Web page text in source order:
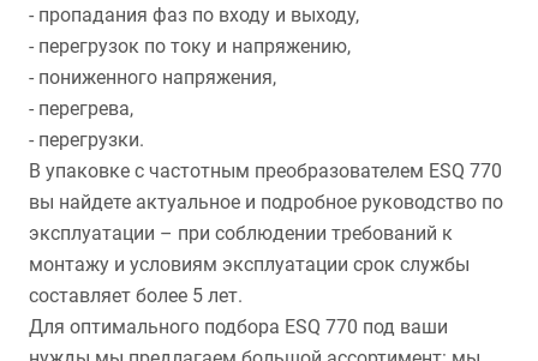
- пропадания фаз по входу и выходу,
- перегрузок по току и напряжению,
- пониженного напряжения,
- перегрева,
- перегрузки.
В упаковке с частотным преобразователем ESQ 770
вы найдете актуальное и подробное руководство по
эксплуатации – при соблюдении требований к
монтажу и условиям эксплуатации срок службы
составляет более 5 лет.
Для оптимального подбора ESQ 770 под ваши